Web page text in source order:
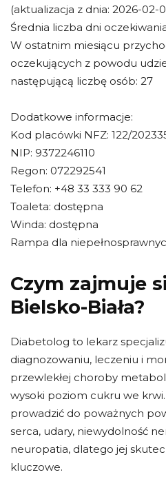
(aktualizacja z dnia: 2026-02-
Średnia liczba dni
W ostatnim miesiącu
oczekujących z powodu
następującą liczbę osób: 27
Dodatkowe informacje:
Kod placówki NFZ: 122/
NIP: 9372246110
Regon: 072292541
Telefon: +48 33 333 90 62
Toaleta: dostępna
Winda: dostępna
Rampa dla
Czym zajmuje
Bielsko-Biała?
Diabetolog to lekarz
diagnozowaniu, leczeniu i
przewlekłej choroby
wysoki poziom cukru we
prowadzić do poważnych
serca, udary, niewydolność
neuropatia, dlatego jej
kluczowe.